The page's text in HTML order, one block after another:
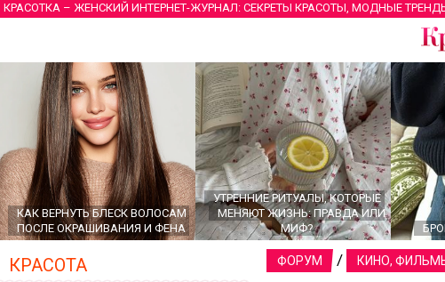
КРАСОТКА – ЖЕНСКИЙ ИНТЕРНЕТ-ЖУРНАЛ: СЕКРЕТЫ КРАСОТЫ, МОДНЫЕ
КАК ВЕРНУТЬ БЛЕСК ВОЛОСАМ
ПОСЛЕ ОКРАШИВАНИЯ И ФЕНА
УТРЕННИЕ РИТУАЛЫ, КОТОРЫЕ
МЕНЯЮТ ЖИЗНЬ: ПРАВДА ИЛИ
МИФ?
КРАСОТА
ФОРУМ / КИНО,